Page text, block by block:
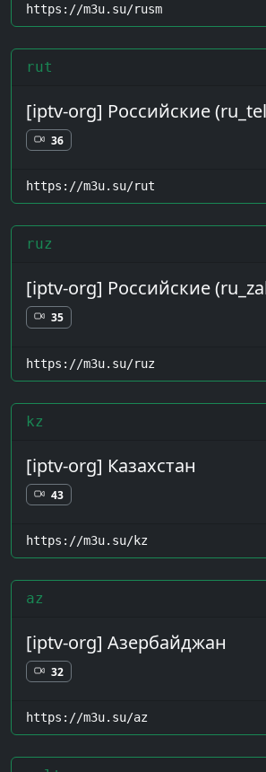
https://m3u.su/rusm
rut
[iptv-org] Российские
36
https://m3u.su/rut
ruz
[iptv-org] Российские
35
https://m3u.su/ruz
kz
[iptv-org] Казахстан
43
https://m3u.su/kz
az
[iptv-org] Азербайджан
32
https://m3u.su/az